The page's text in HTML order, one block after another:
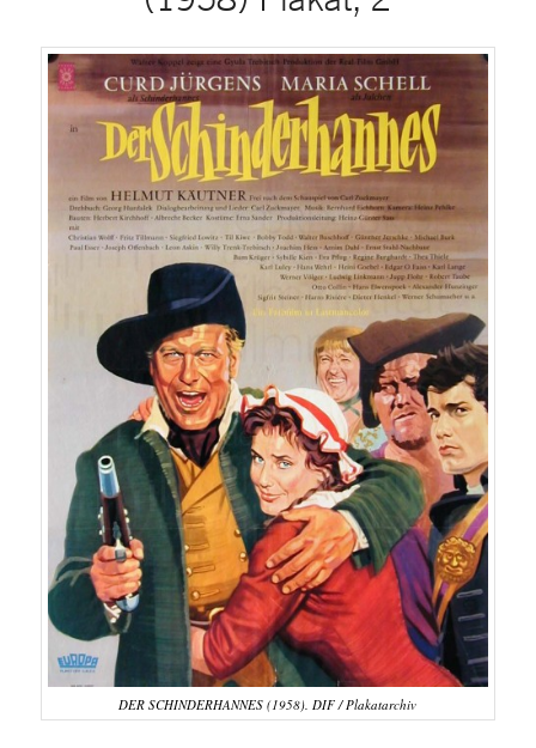
DER SCHINDERHANNES (1958). DIF / Plakatarchiv